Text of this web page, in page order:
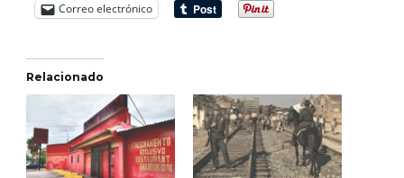
Correo electrónico
Relacionado